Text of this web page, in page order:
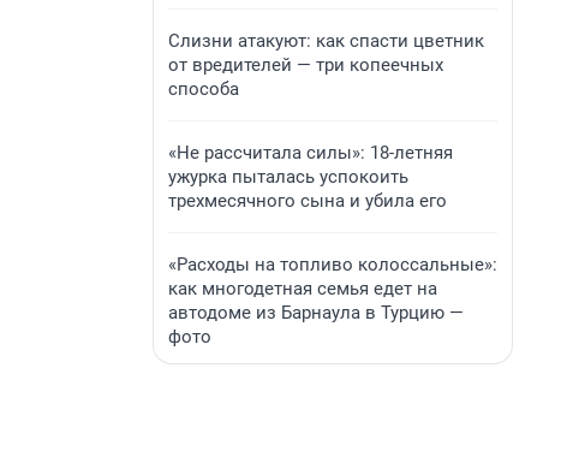
Слизни атакуют: как спасти цветник
от вредителей — три копеечных
способа
«Не рассчитала силы»: 18-летняя
ужурка пыталась успокоить
трехмесячного сына и убила его
«Расходы на топливо колоссальные»:
как многодетная семья едет на
автодоме из Барнаула в Турцию —
фото